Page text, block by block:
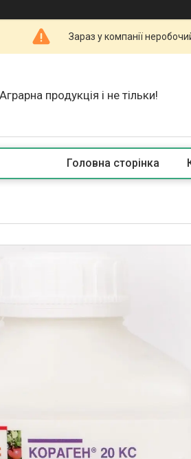
Зараз у компанії
Аграрна продукція і не тільки!
Головна сторінка